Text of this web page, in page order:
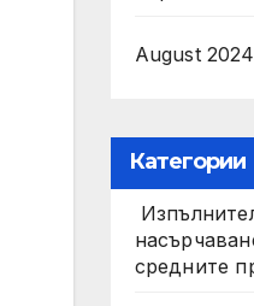
August 2024
Категории
средните